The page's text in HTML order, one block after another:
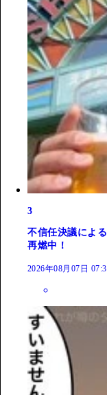
3
不信任決議によ
再燃中！
2026年08月07日